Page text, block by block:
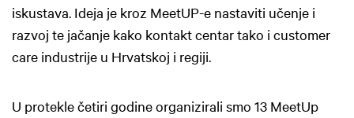
iskustava. Ideja je kroz MeetUP-e nastaviti učenje i
razvoj te jačanje kako kontakt centar tako i customer
care industrije u Hrvatskoj i regiji.
U protekle četiri godine organizirali smo 13 MeetUp